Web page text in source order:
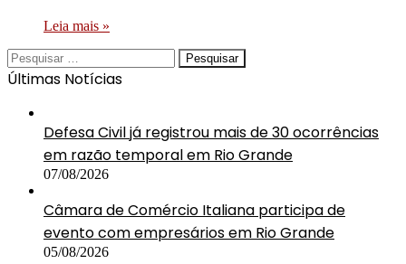
Leia mais »
Pesquisar
por:
Últimas Notícias
Defesa Civil já registrou mais de 30 ocorrências
em razão temporal em Rio Grande
07/08/2026
Câmara de Comércio Italiana participa de
evento com empresários em Rio Grande
05/08/2026